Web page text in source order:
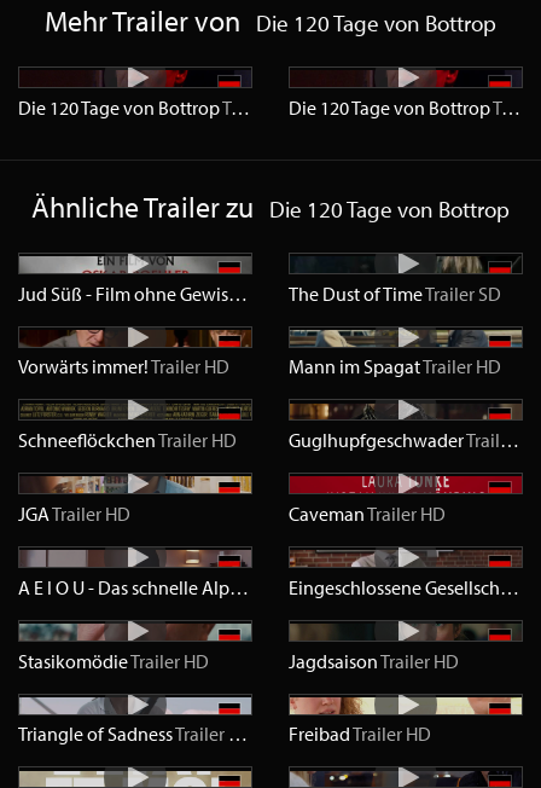
Mehr Trailer von Die 120 Tage von Bottrop
Die 120 Tage von BottropTrailer HD
Die 120 Tage von BottropTrailer
Ähnliche Trailer zu Die 120 Tage von Bottrop
Jud Süß - Film ohne Gewissen TrailerSD
The Dust of TimeTrailer SD
Vorwärts immer!Trailer HD Mann im SpagatTrailer HD
SchneeflöckchenTrailer HD GuglhupfgeschwaderTrailer
JGATrailer HD CavemanTrailer HD
A E I O U - Das schnelle Alphabet der Liebe Trailer HD Eingeschlossene Gesellschaft
StasikomödieTrailer HD JagdsaisonTrailer HD
Triangle of SadnessTrailer HD FreibadTrailer HD